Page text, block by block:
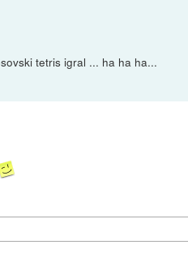
tetris igral ... ha ha ha...